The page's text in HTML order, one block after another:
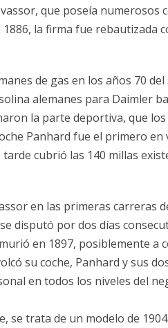
que poseía numerosos
la firma fue rebautizada
de gas en los años 70 del
alemanes para Daimler
la parte deportiva, que
Panhard fue el primero en
cubrió las 140 millas
en las primeras carreras
disputó por dos días
en 1897, posiblemente a
su coche, Panhard y sus
en todos los niveles del
se trata de un modelo de 1904.